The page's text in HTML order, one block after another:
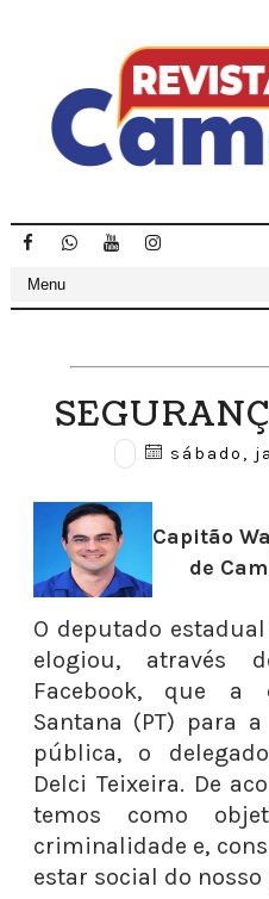
sábado,
Capitão
de
O deputado
elogiou, através
Facebook, que a
Santana (PT) para
pública, o
Delci Teixeira. De
temos como
criminalidade e,
estar social do nosso